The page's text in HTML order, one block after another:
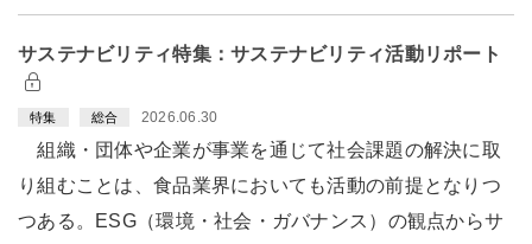
サステナビリティ特集：サステナビリティ活動リポート
特集 総合 2026.06.30
組織・団体や企業が事業を通じて社会課題の解決に取
り組むことは、食品業界においても活動の前提となりつ
つある。ESG（環境・社会・ガバナンス）の観点からサ